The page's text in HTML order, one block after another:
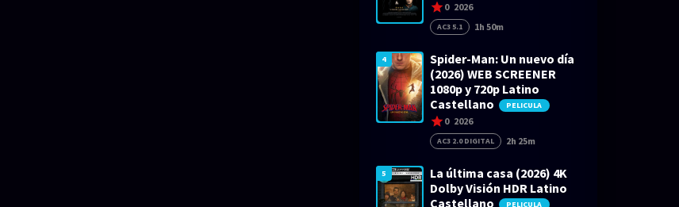
0 2026
AC3 5.1 1h 50m
4
Spider-Man: Un nuevo día
(2026) WEB SCREENER
1080p y 720p Latino
Castellano
PELICULA
0 2026
AC3 2.0 DIGITAL 2h 25m
5
La última casa (2026) 4K
Dolby Visión HDR Latino
Castellano
PELICULA